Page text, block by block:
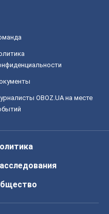
OBOZ.UA на месте